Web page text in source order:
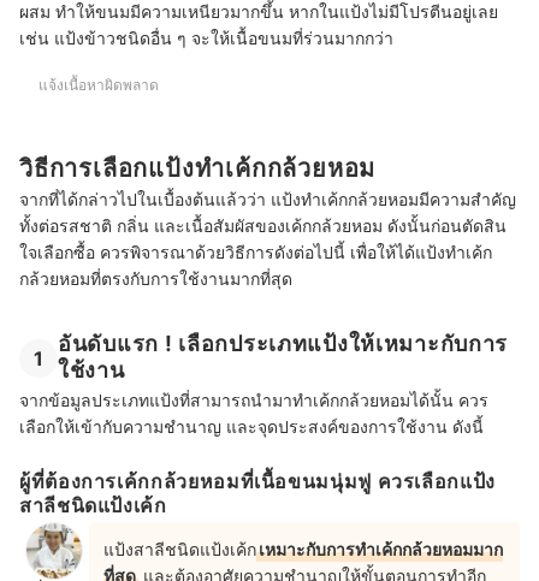
ผสม ทำให้ขนมมีความเหนียวมากขึ้น หากในแป้งไม่มีโปรตีนอยู่เลย
เช่น แป้งข้าวชนิดอื่น ๆ จะให้เนื้อขนมที่ร่วนมากกว่า
แจ้งเนื้อหาผิดพลาด
วิธีการเลือกแป้งทําเค้กกล้วยหอม
จากที่ได้กล่าวไปในเบื้องต้นแล้วว่า แป้งทำเค้กกล้วยหอมมีความสำคัญ
ทั้งต่อรสชาติ กลิ่น และเนื้อสัมผัสของเค้กกล้วยหอม ดังนั้นก่อนตัดสิน
ใจเลือกซื้อ ควรพิจารณาด้วยวิธีการดังต่อไปนี้ เพื่อให้ได้แป้งทำเค้ก
กล้วยหอมที่ตรงกับการใช้งานมากที่สุด
1
อันดับแรก ! เลือกประเภทแป้งให้เหมาะกับการ
ใช้งาน
จากข้อมูลประเภทแป้งที่สามารถนำมาทำเค้กกล้วยหอมได้นั้น ควร
เลือกให้เข้ากับความชำนาญ และจุดประสงค์ของการใช้งาน ดังนี้
ผู้ที่ต้องการเค้กกล้วยหอมที่เนื้อขนมนุ่มฟู ควรเลือกแป้ง
สาลีชนิดแป้งเค้ก
แป้งสาลีชนิดแป้งเค้กเหมาะกับการทำเค้กกล้วยหอมมาก
ที่สุด และต้องอาศัยความชำนาญให้ขั้นตอนการทำอีก